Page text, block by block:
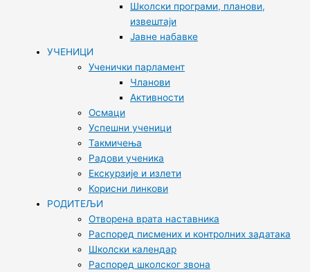
Школски програми, планови,
извештаји
Јавне набавке
УЧЕНИЦИ
Ученички парламент
Чланови
Активности
Осмаци
Успешни ученици
Такмичења
Радови ученика
Екскурзије и излети
Корисни линкови
РОДИТЕЉИ
Отворена врата наставника
Распоред писмених и контролних задатака
Школски календар
Распоред школског звона